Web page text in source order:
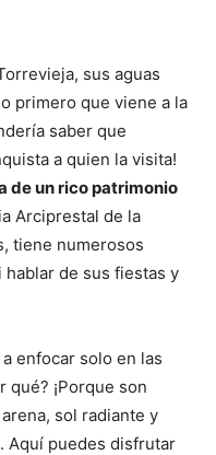
sus aguas
primero que viene a la
saber que
a quien la visita!
de un rico patrimonio
Arciprestal de la
tiene numerosos
de sus fiestas y
enfocar solo en las
qué? ¡Porque son
sol radiante y
Aquí puedes disfrutar